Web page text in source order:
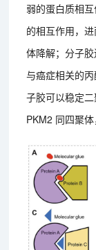
弱的蛋白质相
的相互作用，
体降解；分子
与癌症相关的
子胶可以稳定
PKM2 同四聚体